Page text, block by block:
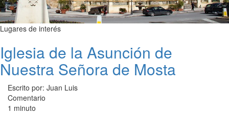
Lugares de interés
Iglesia de la Asunción de
Nuestra Señora de Mosta
Escrito por: Juan Luis
Comentario
1 minuto